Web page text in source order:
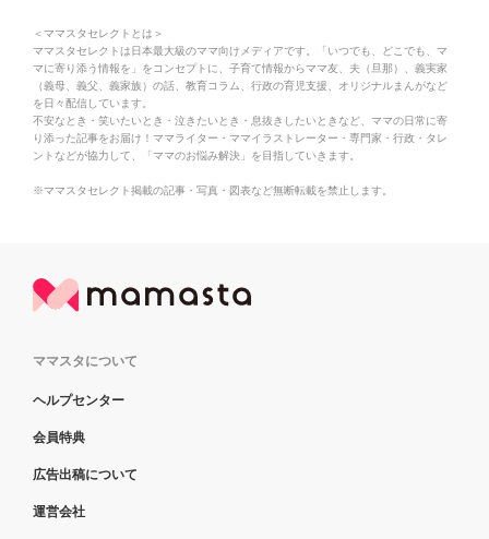
＜ママスタセレクトとは＞
ママスタセレクトは日本最大級のママ向けメディアです。「いつでも、どこでも、マ
マに寄り添う情報を」をコンセプトに、子育て情報からママ友、夫（旦那）、義実家
（義母、義父、義家族）の話、教育コラム、行政の育児支援、オリジナルまんがなど
を日々配信しています。
不安なとき・笑いたいとき・泣きたいとき・息抜きしたいときなど、ママの日常に寄
り添った記事をお届け！ママライター・ママイラストレーター・専門家・行政・タレ
ントなどが協力して、「ママのお悩み解決」を目指していきます。
※ママスタセレクト掲載の記事・写真・図表など無断転載を禁止します。
ママスタについて
ヘルプセンター
会員特典
広告出稿について
運営会社